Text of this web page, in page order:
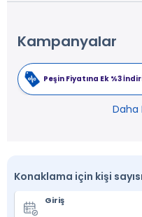
Kampanyalar
Peşin Fiyatına Ek %3
Daha
Konaklama için kişi
Giriş